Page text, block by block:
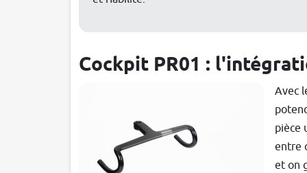
Cockpit PR01 :
Avec
pièce
entre
et on